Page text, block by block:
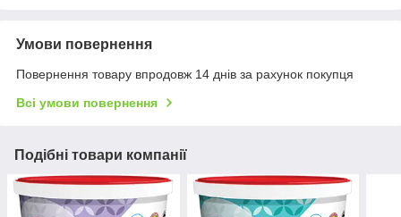
Умови повернення
Повернення товару впродовж 14 днів за рахунок покупця
Всі умови повернення
Подібні товари компанії